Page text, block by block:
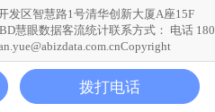
发区智慧路1号清华创新大厦A座15F
慧眼数据客流统计联系方式： 电话 180
拨打电话